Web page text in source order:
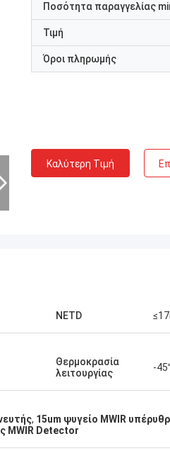
Ποσότητα παραγγελίας
Τιμή
Όροι πληρωμής
Καλύτερη Τιμή
NETD
Θερμοκρασία
λειτουργίας
-
, 15um ψυγείο MWIR
MWIR Detector